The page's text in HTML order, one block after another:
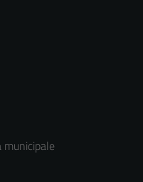
municipale
funzionamento